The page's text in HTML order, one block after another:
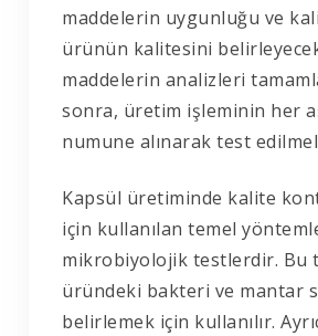
maddelerin uygunluğu ve
ürünün kalitesini
maddelerin analizleri
sonra, üretim işleminin her
numune alınarak test
Kapsül üretiminde kalite
için kullanılan temel
mikrobiyolojik testlerdir. Bu
üründeki bakteri ve mantar
belirlemek için kullanılır.